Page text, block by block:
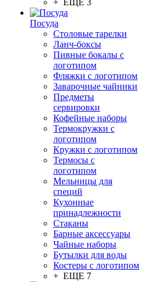
+ ЕЩЕ 3
Посуда
Столовые тарелки
Ланч-боксы
Пивные бокалы с
логотипом
Фляжки с логотипом
Заварочные чайники
Предметы
сервировки
Кофейные наборы
Термокружки с
логотипом
Кружки с логотипом
Термосы с
логотипом
Мельницы для
специй
Кухонные
принадлежности
Стаканы
Барные аксессуары
Чайные наборы
Бутылки для воды
Костеры с логотипом
+ ЕЩЕ 7